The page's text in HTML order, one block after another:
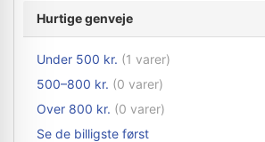
Hurtige genveje
Under 500 kr. (1 varer)
500–800 kr. (0 varer)
Over 800 kr. (0 varer)
Se de billigste først